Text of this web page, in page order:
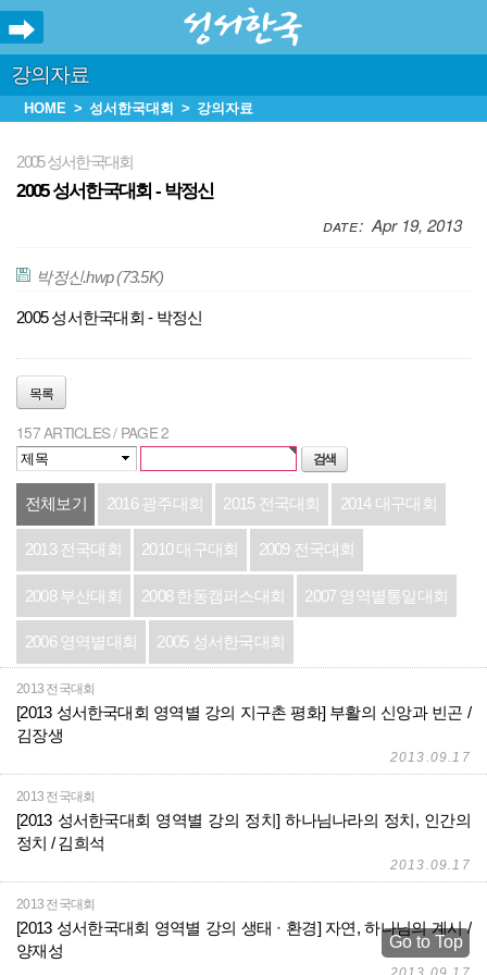
강의자료
HOME 성서한국대회 강의자료
2005 성서한국대회
2005 성서한국대회 - 박정신
Apr 19, 2013
박정신.hwp(73.5K)
2005 성서한국대회 - 박정신
목록
157 ARTICLES / PAGE 2
전체보기 2016 광주대회 2015 전국대회 2014 대구대회
2013 전국대회 2010 대구대회 2009 전국대회
2008 부산대회 2008 한동캠퍼스대회 2007 영역별통일대회
2006 영역별대회 2005 성서한국대회
2013 전국대회
[2013 성서한국대회 영역별 강의 지구촌 평화] 부활의 신앙과 빈곤 /
김장생
2013.09.17
2013 전국대회
[2013 성서한국대회 영역별 강의 정치] 하나님나라의 정치, 인간의
정치 / 김희석
2013.09.17
2013 전국대회
[2013 성서한국대회 영역별 강의 생태 · 환경] 자연, 하나님의 계시 /
양재성
Go to Top